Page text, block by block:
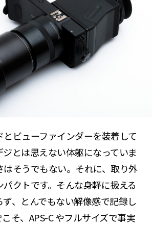
ビューファインダーを装着して
とは思えない体躯になっていま
はそうでもない。それに、取り外
クトです。そんな身軽に扱える
、とんでもない解像感で記録し
そ、APS-C やフルサイズで事実